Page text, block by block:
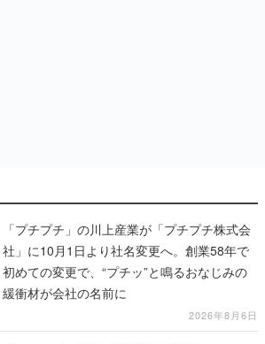
「プチプチ」の川上産業が「プチプチ株式会
社」に10月1日より社名変更へ。創業58年で
初めての変更で、“プチッ”と鳴るおなじみの
緩衝材が会社の名前に
2026年8月6日